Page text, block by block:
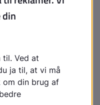
til den sidste del af
koncentrationen
omdannet til